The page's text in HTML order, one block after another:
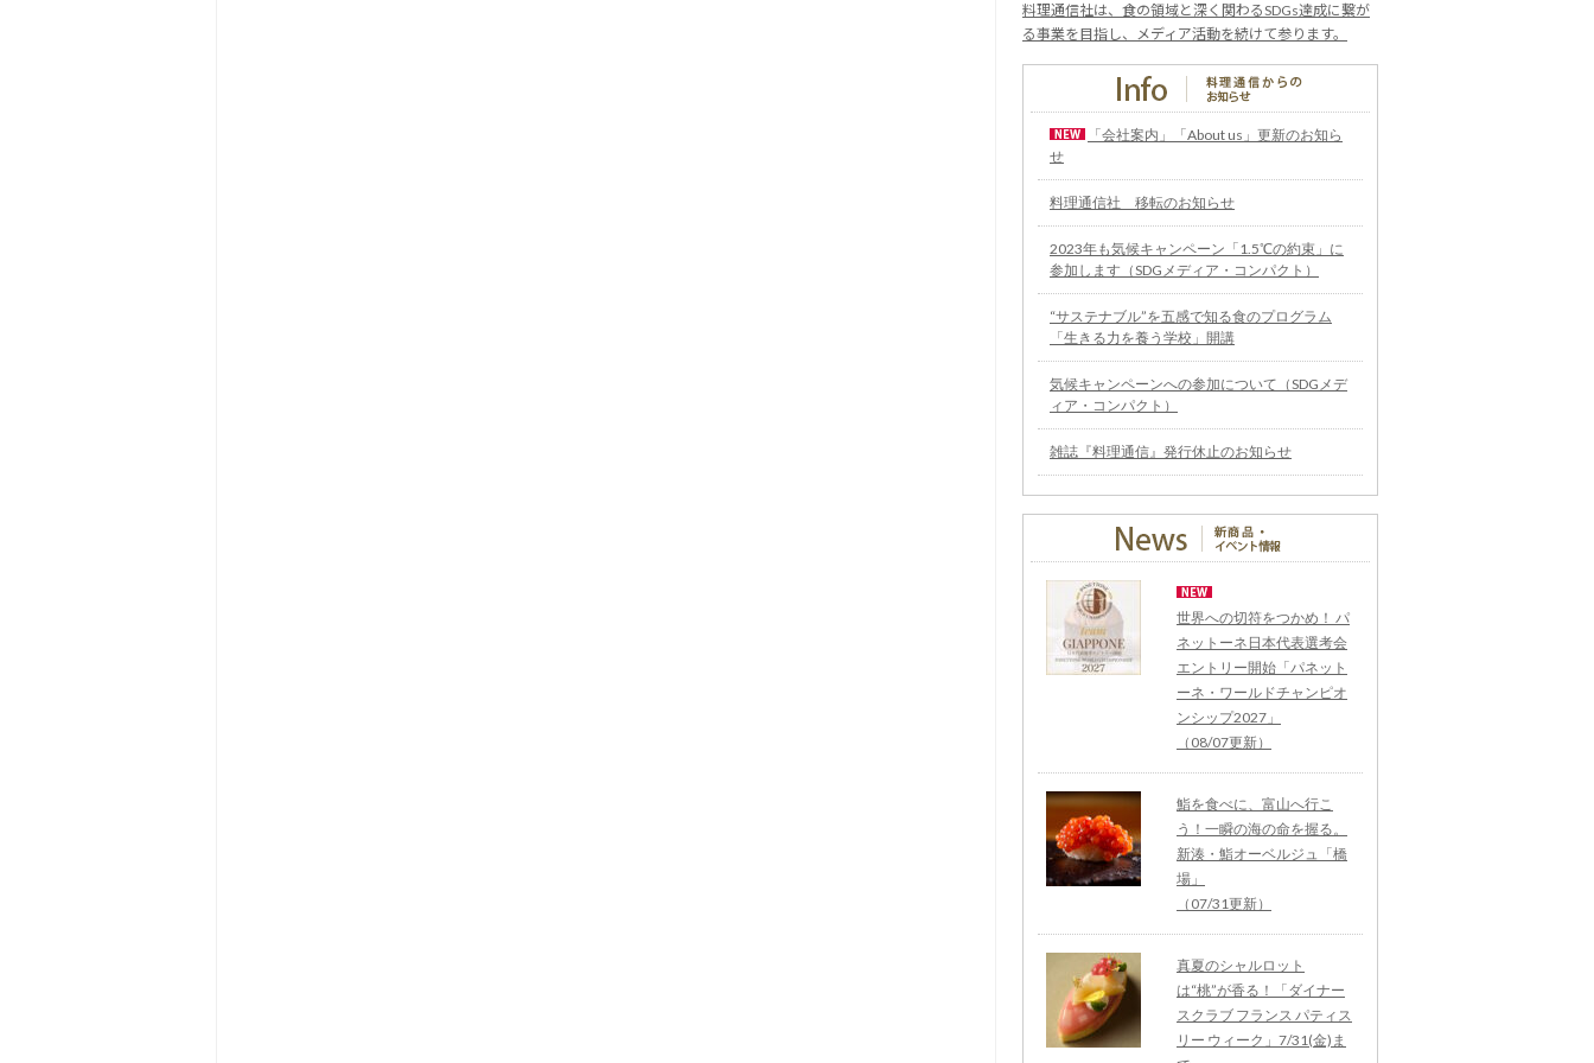
料理通信社は、食の領域と深く関わるSDGs達成に繋が
る事業を目指し、メディア活動を続けて参ります。
「会社案内」「About us」更新のお知ら
せ
料理通信社 移転のお知らせ
2023年も気候キャンペーン「1.5℃の約束」に
参加します（SDGメディア・コンパクト）
“サステナブル”を五感で知る食のプログラム
「生きる力を養う学校」開講
気候キャンペーンへの参加について（SDGメデ
ィア・コンパクト）
雑誌『料理通信』発行休止のお知らせ
世界への切符をつかめ！ パ
ネットーネ日本代表選考会
エントリー開始「パネット
ーネ・ワールドチャンピオ
ンシップ2027」
（08/07更新）
鮨を食べに、富山へ行こ
う！一瞬の海の命を握る。
新湊・鮨オーベルジュ「橋
場」
（07/31更新）
真夏のシャルロット
は“桃”が香る！「ダイナー
スクラブ フランス パティス
リー ウィーク」7/31(金)ま